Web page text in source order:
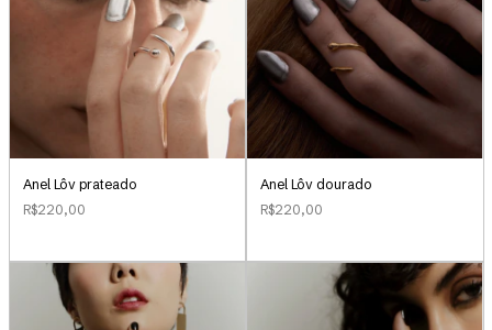
Anel Lôv prateado
R$220,00
Anel Lôv dourado
R$220,00